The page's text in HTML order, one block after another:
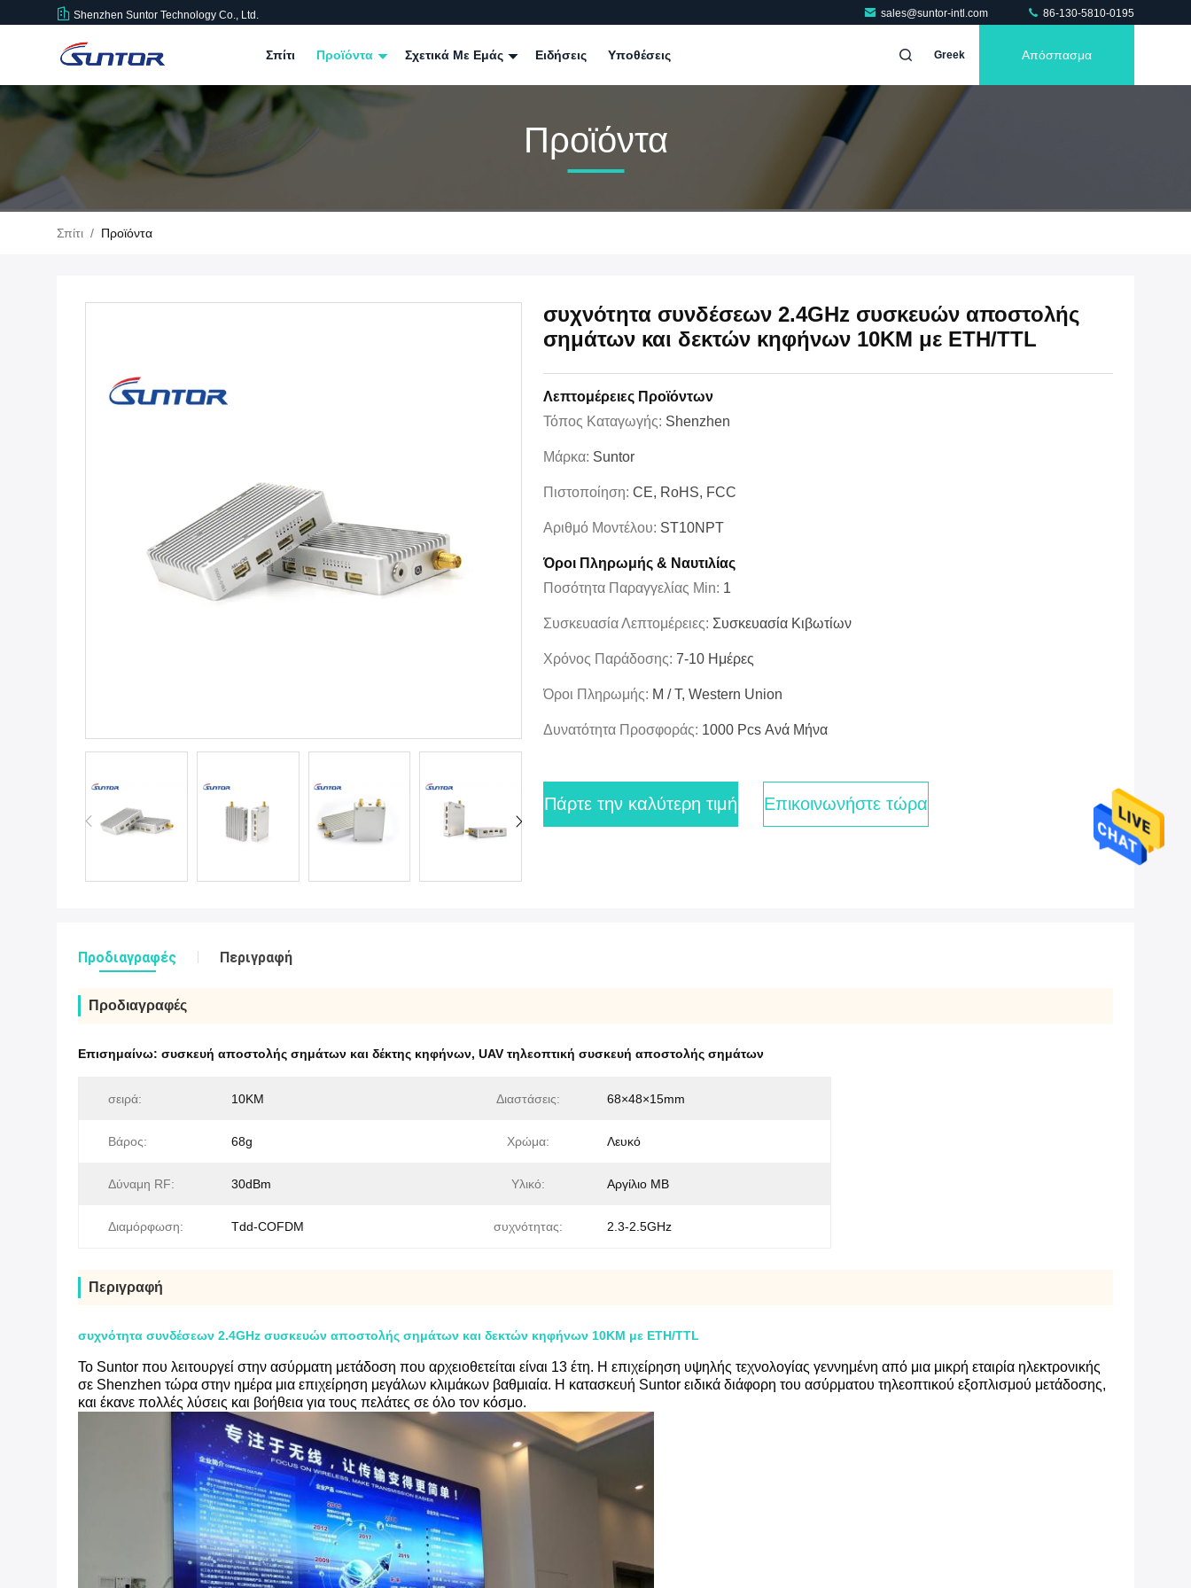
Shenzhen Suntor Technology Co., Ltd. sales@suntor-intl.com 86-130-5810-0195
Σπίτι Προϊόντα Σχετικά Με Εμάς Ειδήσεις Υποθέσεις Greek Απόσπασμα
Προϊόντα
Σπίτι / Προϊόντα
συχνότητα συνδέσεων 2.4GHz συσκευών αποστολής
σημάτων και δεκτών κηφήνων 10KM με ETH/TTL
Λεπτομέρειες Προϊόντων
Τόπος Καταγωγής: Shenzhen
Μάρκα: Suntor
Πιστοποίηση: CE, RoHS, FCC
Αριθμό Μοντέλου: ST10NPT
Όροι Πληρωμής & Ναυτιλίας
Ποσότητα Παραγγελίας Min: 1
Συσκευασία Λεπτομέρειες: Συσκευασία Κιβωτίων
Χρόνος Παράδοσης: 7-10 Ημέρες
Όροι Πληρωμής: Μ / Τ, Western Union
Δυνατότητα Προσφοράς: 1000 Pcs Ανά Μήνα
Πάρτε την καλύτερη τιμή Επικοινωνήστε τώρα
Προδιαγραφές Περιγραφή
Προδιαγραφές
Επισημαίνω: συσκευή αποστολής σημάτων και δέκτης κηφήνων, UAV τηλεοπτική συσκευή αποστολής σημάτων
σειρά: 10KM Διαστάσεις: 68×48×15mm
Βάρος: 68g Χρώμα: Λευκό
Δύναμη RF: 30dBm Υλικό: Αργίλιο ΜΒ
Διαμόρφωση: Tdd-COFDM συχνότητας: 2.3-2.5GHz
Περιγραφή
συχνότητα συνδέσεων 2.4GHz συσκευών αποστολής σημάτων και δεκτών κηφήνων 10KM με ETH/TTL
Το Suntor που λειτουργεί στην ασύρματη μετάδοση που αρχειοθετείται είναι 13 έτη. Η επιχείρηση υψηλής τεχνολογίας γεννημένη από μια μικρή εταιρία ηλεκτρονικής
σε Shenzhen τώρα στην ημέρα μια επιχείρηση μεγάλων κλιμάκων βαθμιαία. Η κατασκευή Suntor ειδικά διάφορη του ασύρματου τηλεοπτικού εξοπλισμού μετάδοσης,
και έκανε πολλές λύσεις και βοήθεια για τους πελάτες σε όλο τον κόσμο.